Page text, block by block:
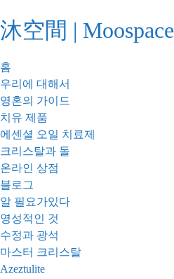
텐
츠
건
너
뛰
기
沐空間 | Moospace
홈
우리에 대해서
영혼의 가이드
치유 제품
에센셜 오일 치료제
크리스탈과 돌
온라인 상점
블로그
알 필요가있다
영성적인 것
수정과 광석
마스터 크리스탈
Azeztulite